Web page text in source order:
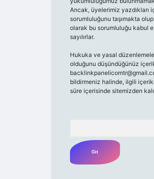
Ancak, üyelerimiz yazdıkları
sorumluluğunu taşımakta
olarak bu sorumluluğu kabul
sayılırlar.
Hukuka ve yasal
olduğunu düşündüğünüz
bildirmeniz halinde, ilgili
süre içerisinde sitemizden